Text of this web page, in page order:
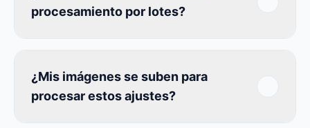
procesamiento por lotes?
¿Mis imágenes se suben para
procesar estos ajustes?